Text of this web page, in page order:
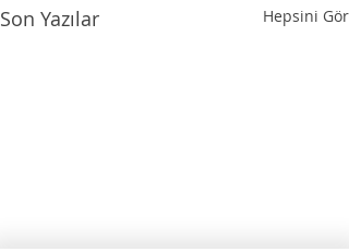
Son Yazılar Hepsini Gör